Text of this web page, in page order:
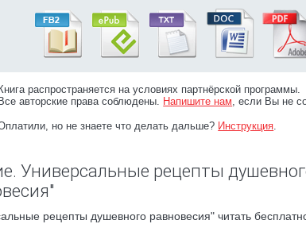
Книга распространяется на условиях партнёрской программы.
Все авторские права соблюдены. Напишите нам, если Вы не
но не знаете что делать дальше? Инструкция.
Универсальные рецепты
рецепты душевного равновесия" читать